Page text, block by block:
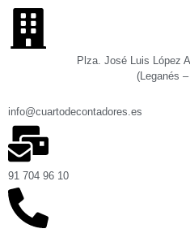
Plza. José Luis López
(Leganés
info@cuartodecontadores.es
91 704 96 10